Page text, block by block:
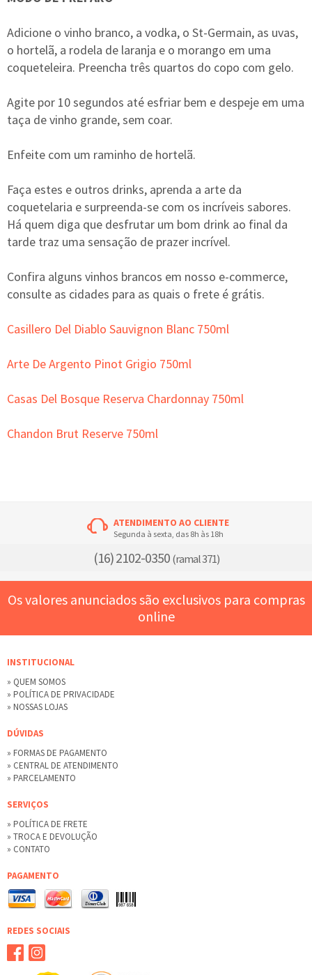
Adicione o vinho branco, a vodka, o St-Germain, as uvas,
o hortelã, a rodela de laranja e o morango em uma
coqueteleira. Preencha três quartos do copo com gelo.
Agite por 10 segundos até esfriar bem e despeje em uma
taça de vinho grande, sem coar.
Enfeite com um raminho de hortelã.
Faça estes e outros drinks, aprenda a arte da
coquetelaria e surpreenda-se com os incríveis sabores.
Há quem diga que desfrutar um bom drink ao final da
tarde traz uma sensação de prazer incrível.
Confira alguns vinhos brancos em nosso e-commerce,
consulte as cidades para as quais o frete é grátis.
Casillero Del Diablo Sauvignon Blanc 750ml
Arte De Argento Pinot Grigio 750ml
Casas Del Bosque Reserva Chardonnay 750ml
Chandon Brut Reserve 750ml
ATENDIMENTO AO CLIENTE
Segunda à sexta, das 8h às 18h
(16) 2102-0350(ramal 371)
Os valores anunciados são exclusivos para compras
online
INSTITUCIONAL
» QUEM SOMOS
» POLÍTICA DE PRIVACIDADE
» NOSSAS LOJAS
DÚVIDAS
» FORMAS DE PAGAMENTO
» CENTRAL DE ATENDIMENTO
» PARCELAMENTO
SERVIÇOS
» POLÍTICA DE FRETE
» TROCA E DEVOLUÇÃO
» CONTATO
PAGAMENTO
REDES SOCIAIS